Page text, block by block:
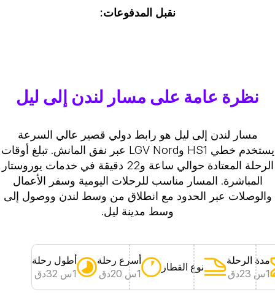
نقبل المدفوعات:
نظرة عامة على مسار لندن إلى ليل
مسار لندن إلى ليل هو رابط دولي قصير عالي السرعة
يستخدم خطي HS1 وLGV Nord عبر نفق المانش. تبلغ أوقات
الرحلة المعتادة حوالي ساعة و22 دقيقة في خدمات يوروستار
المباشرة. المسار مناسب للرحلات اليومية وسفر الأعمال
والوصلات عبر الحدود مع انطلاق من وسط لندن ووصول إلى
وسط مدينة ليل.
مدة الرحلة
1س 23دق
نوع القطار
أسرع رحلة
1س 20دق
أطول رحلة
1س 32دق